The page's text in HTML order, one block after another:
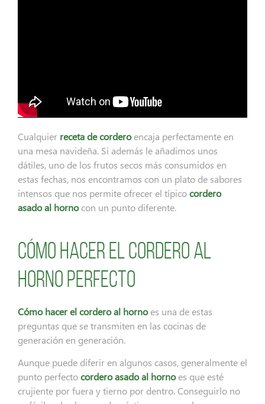
Cualquier receta de corderoencaja perfectamente en
una mesa navideña. Si además le añadimos unos
dátiles, uno de los frutos secos más consumidos en
estas fechas, nos encontramos con un plato de sabores
intensos que nos permite ofrecer el típicocordero
asado al hornocon un punto diferente.
Cómo hacer el cordero al
horno perfecto
Cómo hacer el cordero al hornoes una de estas
preguntas que se transmiten en las cocinas de
generación en generación.
Aunque puede diferir en algunos casos, generalmente el
punto perfectocordero asado al hornoes que esté
crujiente por fuera y tierno por dentro. Conseguirlo no